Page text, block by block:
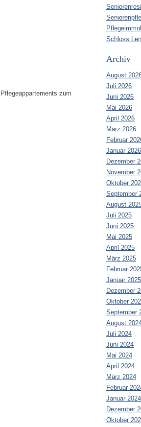
zum
Schloss
Archiv
August
Juli 2026
Juni 2026
Mai 2026
April 2026
März 2026
Februar
Januar 2026
Dezember
November
Oktober
September
August
Juli 2025
Juni 2025
Mai 2025
April 2025
März 2025
Februar
Januar 2025
Dezember
Oktober
September
August
Juli 2024
Juni 2024
Mai 2024
April 2024
März 2024
Februar
Januar 2024
Dezember
Oktober